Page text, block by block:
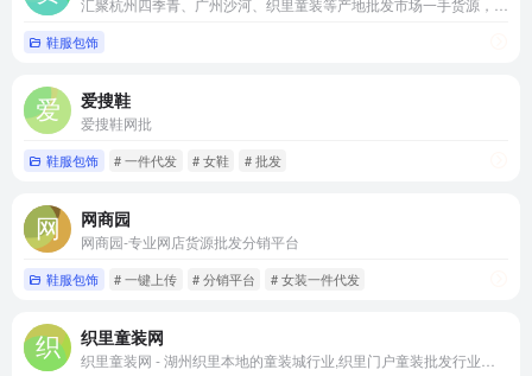
鞋服包饰
爱搜鞋
爱搜鞋网批
鞋服包饰 # 一件代发 # 女鞋 # 批发
网商园
网商园-专业网店货源批发分销平台
鞋服包饰 # 一键上传 # 分销平台 # 女装一件代发
织里童装网